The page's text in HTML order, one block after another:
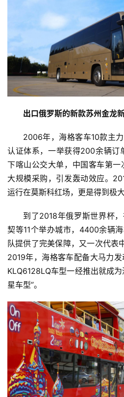
出口俄罗斯的新款苏州金龙
2006年，海格客车10款主
认证体系，一举获得200余辆订
下喀山公交大单，中国客车第一
大规模采购，引发轰动效应。
运行在莫斯科红场，更是得到极大
到了2018年俄罗斯世界杯
契等11个举办城市，4400余辆
队提供了完美保障，又一次代表
2019年，海格客车配备大马力
KLQ6128LQ车型一经推出就成
星车型”。